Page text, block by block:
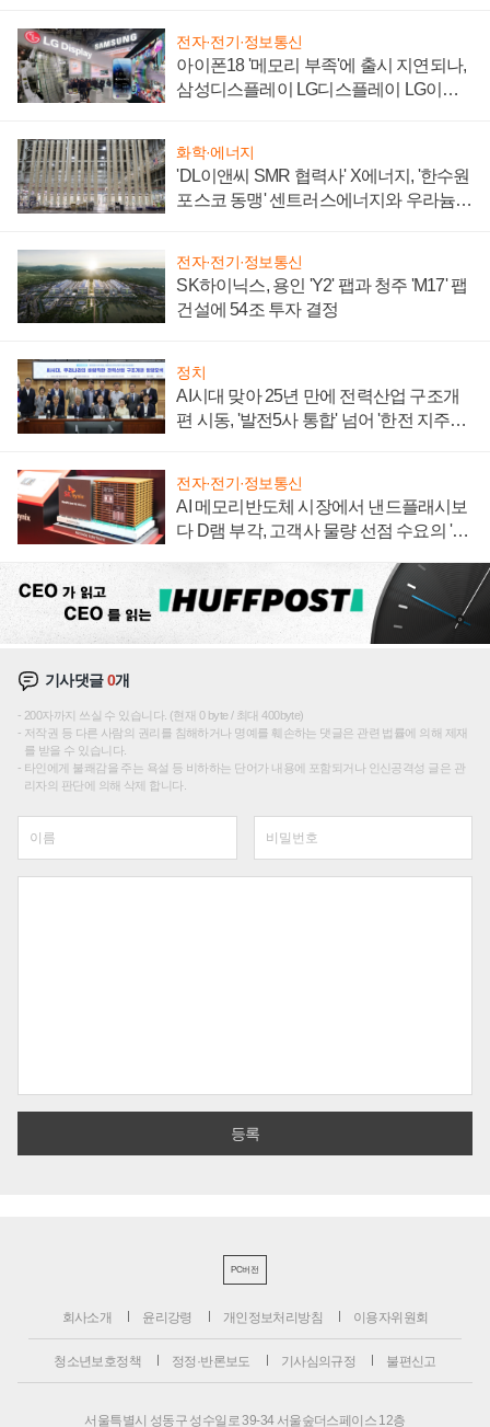
전자·전기·정보통신
아이폰18 '메모리 부족'에 출시 지연되나,
삼성디스플레이 LG디스플레이 LG이노
화학·에너지
'DL이앤씨 SMR 협력사' X에너지, '한수원
포스코 동맹' 센트러스에너지와 우라늄
전자·전기·정보통신
SK하이닉스, 용인 'Y2' 팹과 청주 'M17' 팹
건설에 54조 투자 결정
정치
AI시대 맞아 25년 만에 전력산업 구조개
편 시동, '발전5사 통합' 넘어 '한전 지주사'
전자·전기·정보통신
AI 메모리반도체 시장에서 낸드플래시보
다 D램 부각, 고객사 물량 선점 수요의 '우
기사댓글0개
200자까지 쓰실 수 있습니다. (현재 0 byte / 최대 400byte)
저작권 등 다른 사람의 권리를 침해하거나 명예를 훼손하는 댓글은 관련 법률에 의해 제재
를 받을 수 있습니다.
타인에게 불쾌감을 주는 욕설 등 비하하는 단어가 내용에 포함되거나 인신공격성 글은 관
리자의 판단에 의해 삭제 합니다.
PC버전
회사소개 윤리강령 개인정보처리방침 이용자위원회
청소년보호정책 정정·반론보도 기사심의규정 불편신고
서울특별시 성동구 성수일로 39-34 서울숲더스페이스 12층